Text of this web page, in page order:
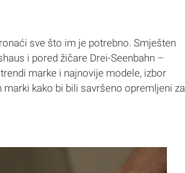
sve što im je potrebno. Smješten
i pored žičare Drei-Seenbahn –
marke i najnovije modele, izbor
kako bi bili savršeno opremljeni za